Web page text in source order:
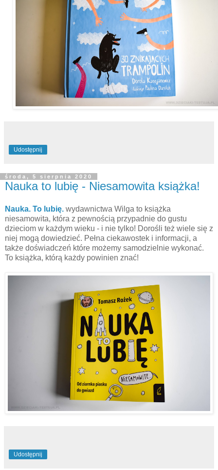
Udostępnij
środa, 5 sierpnia 2020
Nauka to lubię - Niesamowita książka!
Nauka. To lubię. wydawnictwa Wilga to książka
niesamowita, która z pewnością przypadnie do gustu
dzieciom w każdym wieku - i nie tylko! Dorośli też wiele się z
niej mogą dowiedzieć. Pełna ciekawostek i informacji, a
także doświadczeń które możemy samodzielnie wykonać.
To książka, którą każdy powinien znać!
Udostępnij